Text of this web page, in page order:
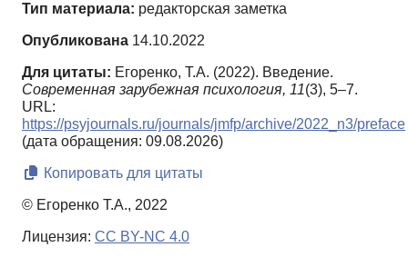
Тип материала: редакторская заметка
Опубликована 14.10.2022
Для цитаты: Егоренко, Т.А. (2022). Введение.
Современная зарубежная психология, 11(3), 5–7.
URL:
https://psyjournals.ru/journals/jmfp/archive/2022_n3/preface
(дата обращения: 09.08.2026)
Копировать для цитаты
© Егоренко Т.А., 2022
Лицензия: CC BY-NC 4.0